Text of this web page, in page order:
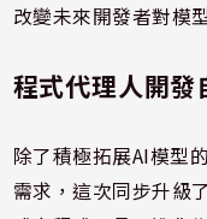
改變未來開發者對模
程式代理人開發
除了積極拓展AI模型
需求，這次同步升級